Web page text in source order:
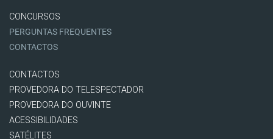
CONCURSOS
PERGUNTAS FREQUENTES
CONTACTOS
CONTACTOS
PROVEDORA DO TELESPECTADOR
PROVEDORA DO OUVINTE
ACESSIBILIDADES
SATÉLITES